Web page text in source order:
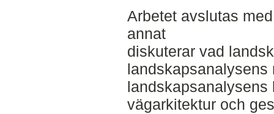
Arbetet avslutas
annat
diskuterar vad
landskapsanalysens
vägarkitektur och